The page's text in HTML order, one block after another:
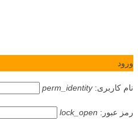
ورود
نام کاربری:perm_identity
رمز عبور: lock_open